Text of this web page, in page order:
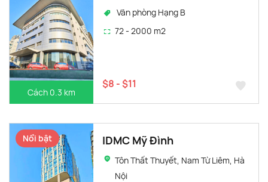
Cách 0.3 km
Văn phòng Hạng B
72 - 2000 m2
$8 - $11
Nổi bật IDMC Mỹ Đình
Tôn Thất Thuyết, Nam Từ Liêm, Hà
Nội